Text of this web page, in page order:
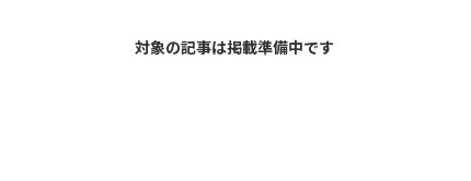
対象の記事は掲載準備中です